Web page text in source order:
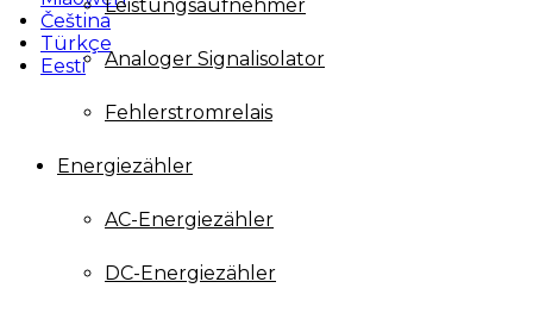
Čeština
Türkçe
Eesti
Leistungsaufnehmer
Analoger Signalisolator
Fehlerstromrelais
Energiezähler
AC-Energiezähler
DC-Energiezähler